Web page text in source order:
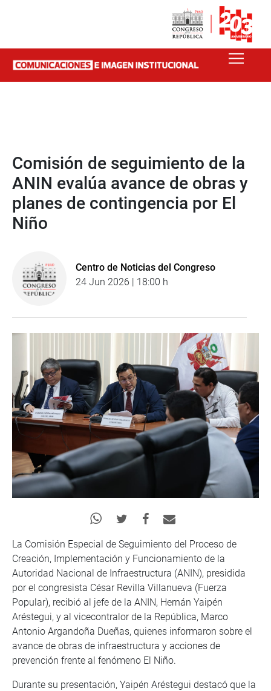
Comisión de seguimiento de la
ANIN evalúa avance de obras y
planes de contingencia por El
Niño
Centro de Noticias del Congreso
24 Jun 2026 | 18:00 h
La Comisión Especial de Seguimiento del Proceso de
Creación, Implementación y Funcionamiento de la
Autoridad Nacional de Infraestructura (ANIN), presidida
por el congresista César Revilla Villanueva (Fuerza
Popular), recibió al jefe de la ANIN, Hernán Yaipén
Aréstegui, y al vicecontralor de la República, Marco
Antonio Argandoña Dueñas, quienes informaron sobre el
avance de obras de infraestructura y acciones de
prevención frente al fenómeno El Niño.
Durante su presentación, Yaipén Aréstegui destacó que la